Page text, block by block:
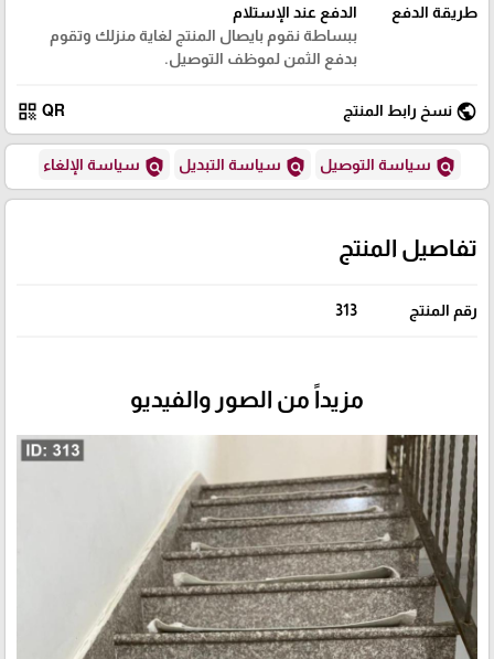
طريقة الدفع
الدفع عند الإستلام
ببساطة نقوم بايصال المنتج لغاية منزلك وتقوم
بدفع الثمن لموظف التوصيل.
public نسخ رابط المنتج QR
qr_code
policy سياسة التوصيل policy سياسة التبديل policy سياسة الإلغاء
تفاصيل المنتج
رقم المنتج 313
مزيداً من الصور والفيديو